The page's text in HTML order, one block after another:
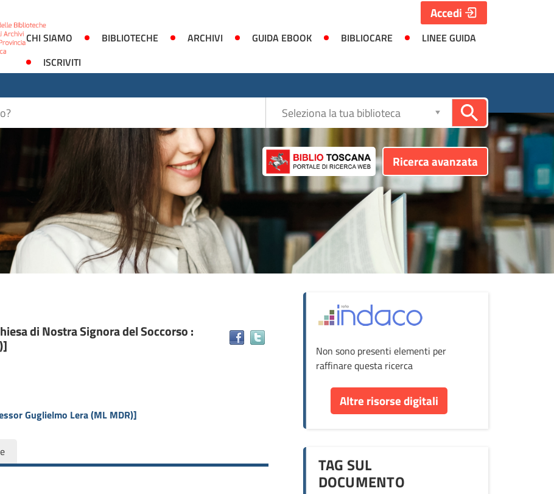
CHI SIAMO BIBLIOTECHE ARCHIVI GUIDA EBOOK BIBLIOCARE
LINEE GUIDA
ISCRIVITI
Accedi
Ricerca avanzata
Seleziona
la
di Nostra Signora del Soccorso :
Guglielmo Lera (ML MDR)]
Non sono presenti elementi per
raffinare questa ricerca
Altre risorse digitali
TAG SUL
DOCUMENTO